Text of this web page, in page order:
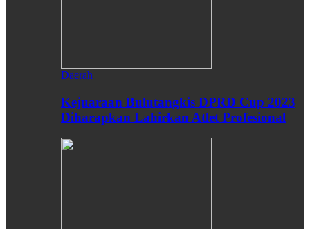
Daerah
Kejuaraan Bulutangkis DPRD Cup 2023
Diharapkan Lahirkan Atlet Profesional